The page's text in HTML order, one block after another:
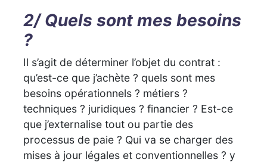
2/ Quels sont mes besoins
?
Il s’agit de déterminer l’objet du contrat :
qu’est-ce que j’achète ? quels sont mes
besoins opérationnels ? métiers ?
techniques ? juridiques ? financier ? Est-ce
que j’externalise tout ou partie des
processus de paie ? Qui va se charger des
mises à jour légales et conventionnelles ? y